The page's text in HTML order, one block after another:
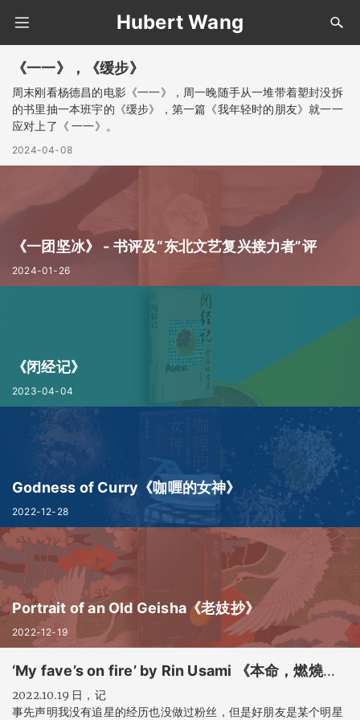
Hubert Wang
《一一》，《缓步》
周末刚看杨德昌的电影《一一》，周一晚随手从一堆带着塑封没拆
的书里抽一本班宇的《缓步》，第一篇《我年轻时的朋友》就一一
应对上了《 一一》。
才会有的感受，却在 29 迈向 30 的关头一次次提前放映，也不知道
“電影發明以後，人類的生命，比以前至少延長了3倍”，可能是一
种幸运？去做不留遗憾，殊途同归泡沫幻影也不只有无力改变的无
力感？换角度看也是不用怕错了，总会回归正轨，还真很难有大众
《一一》看......
2024-04-08
《一团坚冰》 - 书评及“东北文艺复兴接力者”评
2024-01-26
《闭经记》
2023-04-04
Godness of Curry《咖喱的女神》
2022-12-28
Portrait of an Old Geisha《老妓抄》
2022-12-19
‘My fave’s on fire’ by Rin Usami 《本命，燃燒》宇佐見鈴
2022.10.19 日，记
事先声明我没有追星的经历也没做过粉丝，但是好朋友是某个明星